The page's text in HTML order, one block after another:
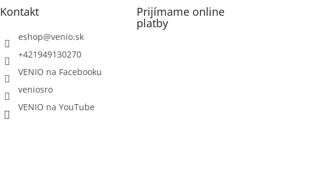
Kontakt
eshop@venio.sk
+421949130270
VENIO na Facebooku
veniosro
VENIO na YouTube
Prijímame online
platby